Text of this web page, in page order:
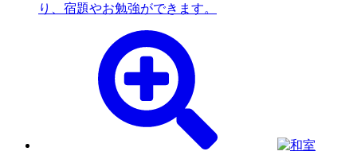
り、宿題やお勉強ができます。